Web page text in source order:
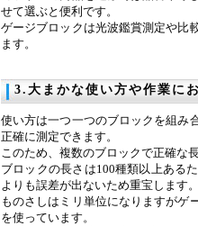
せて選ぶと便利です。
ゲージブロックは光波鑑賞測定や比
ます。
3.大まかな使い方や作業に
使い方は一つ一つのブロックを組み
正確に測定できます。
このため、複数のブロックで正確な
ブロックの長さは100種類以上ある
よりも誤差が出ないため重宝します。
ものさしはミリ単位になりますがゲ
を使っています。